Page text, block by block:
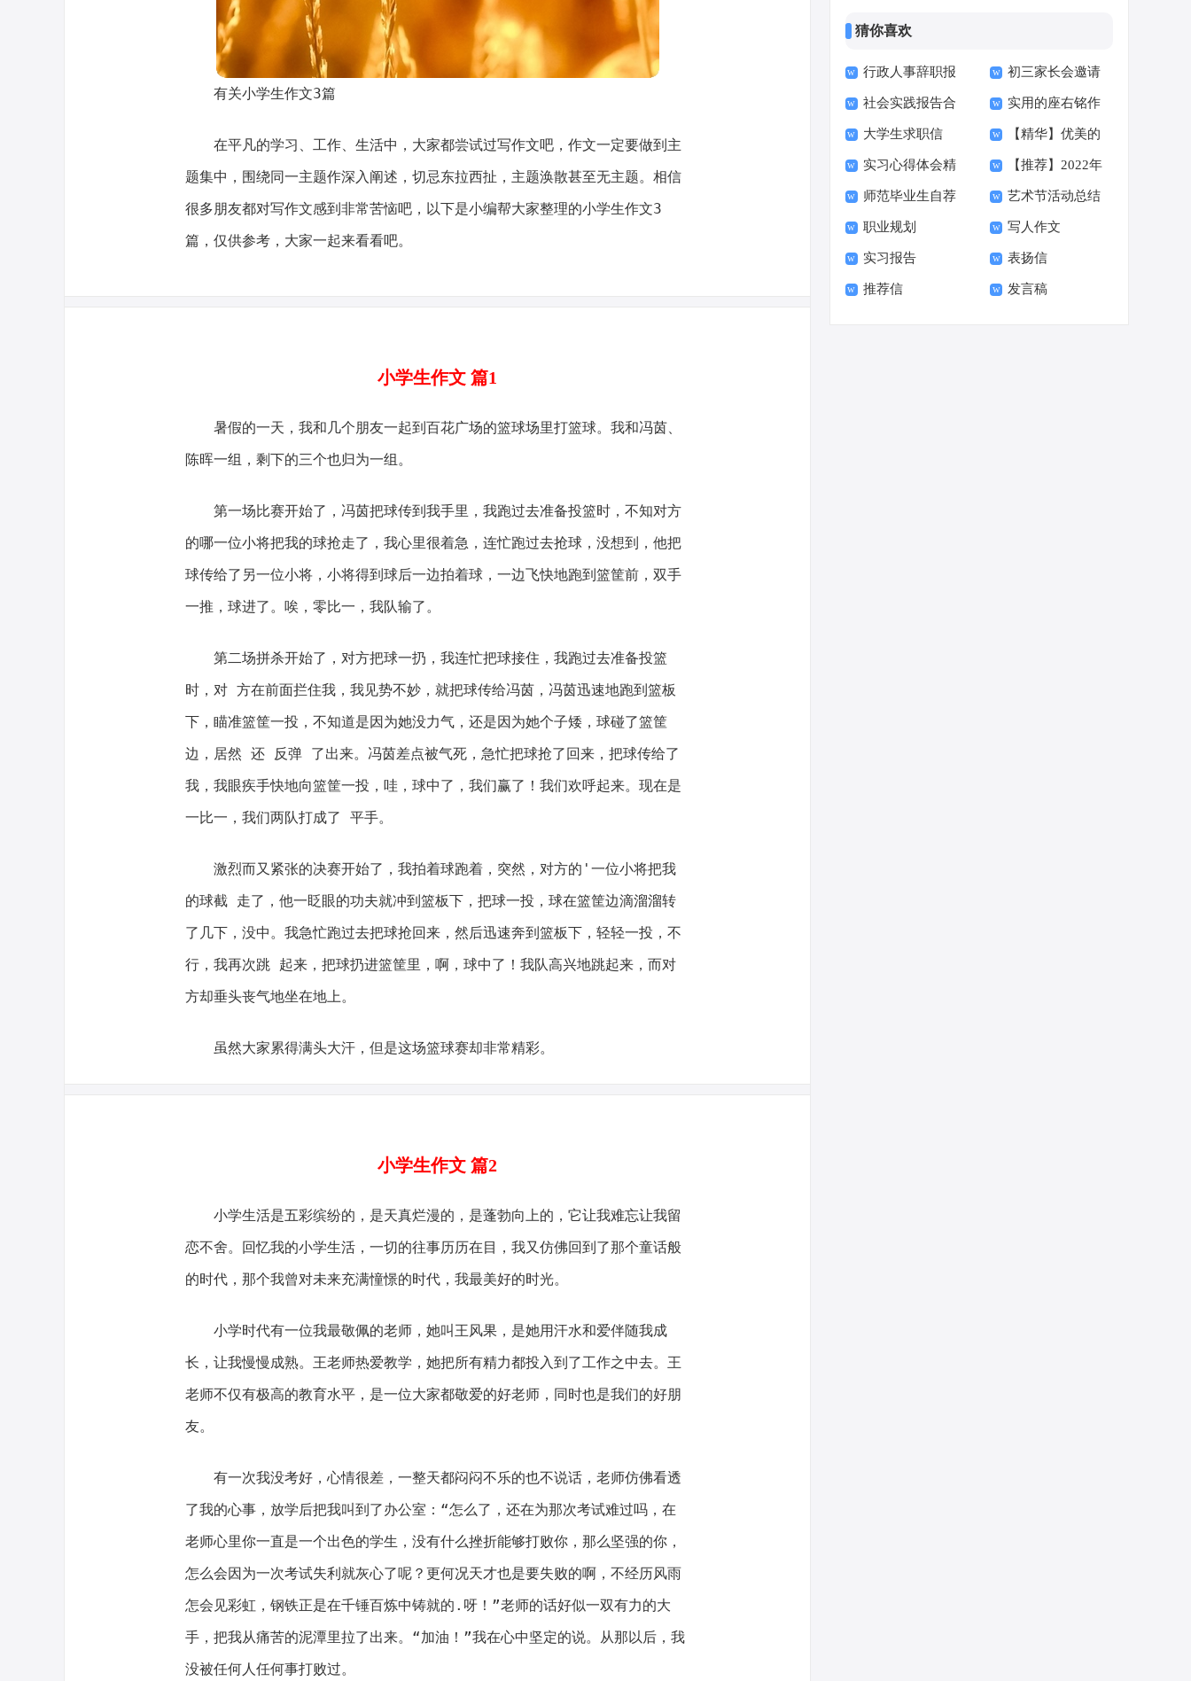
有关小学生作文3篇
在平凡的学习、工作、生活中，大家都尝试过写作文吧，作文一定要做到主
题集中，围绕同一主题作深入阐述，切忌东拉西扯，主题涣散甚至无主题。相信
很多朋友都对写作文感到非常苦恼吧，以下是小编帮大家整理的小学生作文3
篇，仅供参考，大家一起来看看吧。
小学生作文 篇1
暑假的一天，我和几个朋友一起到百花广场的篮球场里打篮球。我和冯茵、
陈晖一组，剩下的三个也归为一组。
第一场比赛开始了，冯茵把球传到我手里，我跑过去准备投篮时，不知对方
的哪一位小将把我的球抢走了，我心里很着急，连忙跑过去抢球，没想到，他把
球传给了另一位小将，小将得到球后一边拍着球，一边飞快地跑到篮筐前，双手
一推，球进了。唉，零比一，我队输了。
第二场拼杀开始了，对方把球一扔，我连忙把球接住，我跑过去准备投篮
时，对 方在前面拦住我，我见势不妙，就把球传给冯茵，冯茵迅速地跑到篮板
下，瞄准篮筐一投，不知道是因为她没力气，还是因为她个子矮，球碰了篮筐
边，居然 还 反弹 了出来。冯茵差点被气死，急忙把球抢了回来，把球传给了
我，我眼疾手快地向篮筐一投，哇，球中了，我们赢了！我们欢呼起来。现在是
一比一，我们两队打成了 平手。
激烈而又紧张的决赛开始了，我拍着球跑着，突然，对方的'一位小将把我
的球截 走了，他一眨眼的功夫就冲到篮板下，把球一投，球在篮筐边滴溜溜转
了几下，没中。我急忙跑过去把球抢回来，然后迅速奔到篮板下，轻轻一投，不
行，我再次跳 起来，把球扔进篮筐里，啊，球中了！我队高兴地跳起来，而对
方却垂头丧气地坐在地上。
虽然大家累得满头大汗，但是这场篮球赛却非常精彩。
小学生作文 篇2
小学生活是五彩缤纷的，是天真烂漫的，是蓬勃向上的，它让我难忘让我留
恋不舍。回忆我的小学生活，一切的往事历历在目，我又仿佛回到了那个童话般
的时代，那个我曾对未来充满憧憬的时代，我最美好的时光。
小学时代有一位我最敬佩的老师，她叫王风果，是她用汗水和爱伴随我成
长，让我慢慢成熟。王老师热爱教学，她把所有精力都投入到了工作之中去。王
老师不仅有极高的教育水平，是一位大家都敬爱的好老师，同时也是我们的好朋
友。
有一次我没考好，心情很差，一整天都闷闷不乐的也不说话，老师仿佛看透
了我的心事，放学后把我叫到了办公室：“怎么了，还在为那次考试难过吗，在
老师心里你一直是一个出色的学生，没有什么挫折能够打败你，那么坚强的你，
怎么会因为一次考试失利就灰心了呢？更何况天才也是要失败的啊，不经历风雨
怎会见彩虹，钢铁正是在千锤百炼中铸就的.呀！”老师的话好似一双有力的大
手，把我从痛苦的泥潭里拉了出来。“加油！”我在心中坚定的说。从那以后，我
没被任何人任何事打败过。
猜你喜欢
行政人事辞职报
告
初三家长会邀请
函15篇
社会实践报告合
集15篇
实用的座右铭作
文400字集合十篇
大学生求职信
【荐】
【精华】优美的
早安朋友圈问候语34
句
实习心得体会精
选15篇
【推荐】2022年
伤心的签名汇总55句
师范毕业生自荐
信范文六篇
艺术节活动总结
职业规划 写人作文
实习报告 表扬信
推荐信 发言稿